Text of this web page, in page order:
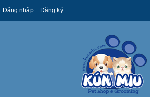
Đăng nhập Đăng ký